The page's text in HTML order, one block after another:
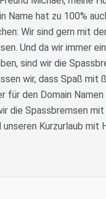
Name hat zu 100%
Wir sind gern mit
Und da wir immer
sind wir die
wir, dass Spaß mit
für den Domain
die Spassbremsen
unseren Kurzurlaub mit